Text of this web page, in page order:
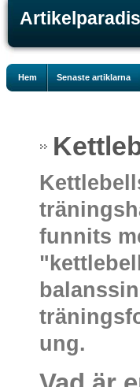
Artikelparadis
Hem Senaste artiklarna
funnits
ung.